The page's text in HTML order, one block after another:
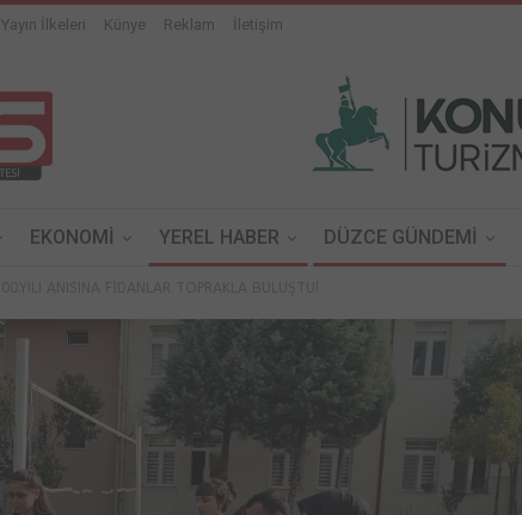
Yayın İlkeleri Künye Reklam İletişim
EKONOMİ YEREL HABER DÜZCE GÜNDEMİ